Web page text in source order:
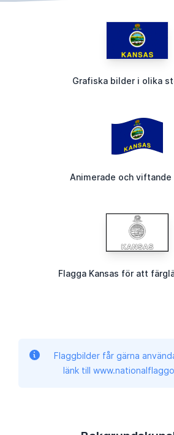
Grafiska bilder i olika
Animerade och
Flagga Kansas för att
Flaggbilder får gärna
länk till